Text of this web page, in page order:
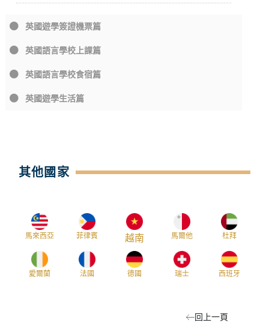
英國遊學簽證機票篇
英國語言學校上課篇
英國語言學校食宿篇
英國遊學生活篇
其他國家
馬來西亞 菲律賓 越南 馬爾他 杜拜
愛爾蘭 法國 德國 瑞士 西班牙
回上一頁